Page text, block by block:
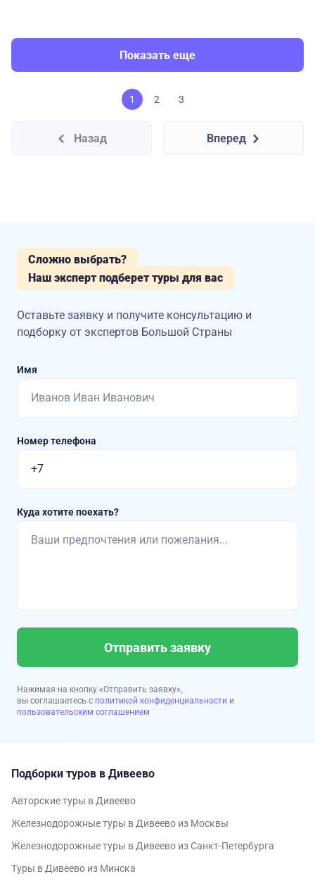
Показать еще
1 2 3
Назад Вперед
Сложно выбрать?
Наш эксперт подберет туры для вас
Оставьте заявку и получите консультацию и
подборку от экспертов Большой Страны
Имя
Номер телефона
Куда хотите поехать?
Отправить заявку
Нажимая на кнопку «Отправить заявку»,
вы соглашаетесь с политикой конфиденциальности и
пользовательским соглашением
Подборки туров в Дивеево
Авторские туры в Дивеево
Железнодорожные туры в Дивеево из Москвы
Железнодорожные туры в Дивеево из Санкт-Петербурга
Туры в Дивеево из Минска